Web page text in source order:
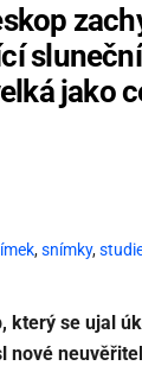
jako
,snímky,
který se ujal
nové